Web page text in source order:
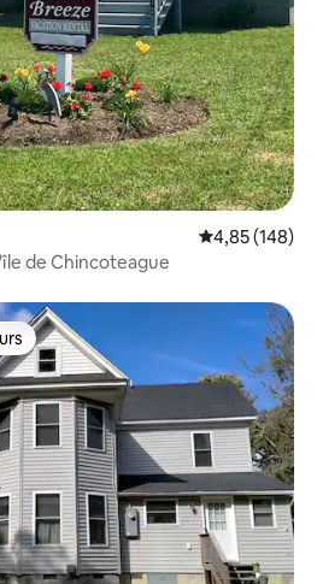
Évaluation
4,85 (148)
l'île de Chincoteague